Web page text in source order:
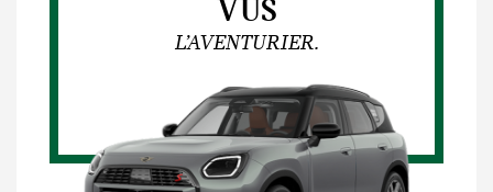
VUS
L’AVENTURIER.